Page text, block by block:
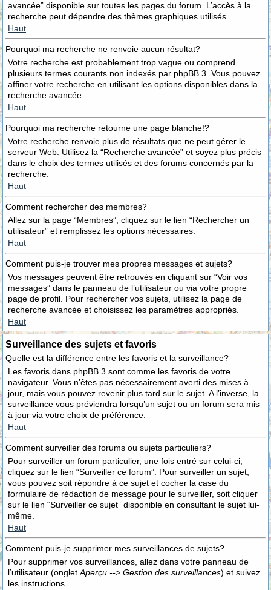
avancée” disponible sur toutes les pages du forum. L’accès à la
recherche peut dépendre des thèmes graphiques utilisés.
Haut
Pourquoi ma recherche ne renvoie aucun résultat?
Votre recherche est probablement trop vague ou comprend
plusieurs termes courants non indexés par phpBB 3. Vous pouvez
affiner votre recherche en utilisant les options disponibles dans la
recherche avancée.
Haut
Pourquoi ma recherche retourne une page blanche!?
Votre recherche renvoie plus de résultats que ne peut gérer le
serveur Web. Utilisez la “Recherche avancée” et soyez plus précis
dans le choix des termes utilisés et des forums concernés par la
recherche.
Haut
Comment rechercher des membres?
Allez sur la page “Membres”, cliquez sur le lien “Rechercher un
utilisateur” et remplissez les options nécessaires.
Haut
Comment puis-je trouver mes propres messages et sujets?
Vos messages peuvent être retrouvés en cliquant sur “Voir vos
messages” dans le panneau de l’utilisateur ou via votre propre
page de profil. Pour rechercher vos sujets, utilisez la page de
recherche avancée et choisissez les paramètres appropriés.
Haut
Surveillance des sujets et favoris
Quelle est la différence entre les favoris et la surveillance?
Les favoris dans phpBB 3 sont comme les favoris de votre
navigateur. Vous n’êtes pas nécessairement averti des mises à
jour, mais vous pouvez revenir plus tard sur le sujet. A l’inverse, la
surveillance vous préviendra lorsqu’un sujet ou un forum sera mis
à jour via votre choix de préférence.
Haut
Comment surveiller des forums ou sujets particuliers?
Pour surveiller un forum particulier, une fois entré sur celui-ci,
cliquez sur le lien “Surveiller ce forum”. Pour surveiller un sujet,
vous pouvez soit répondre à ce sujet et cocher la case du
formulaire de rédaction de message pour le surveiller, soit cliquer
sur le lien “Surveiller ce sujet” disponible en consultant le sujet lui-
même.
Haut
Comment puis-je supprimer mes surveillances de sujets?
Pour supprimer vos surveillances, allez dans votre panneau de
l’utilisateur (onglet Aperçu --> Gestion des surveillances) et suivez
les instructions.